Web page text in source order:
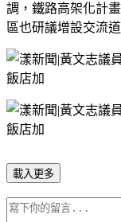
調，鐵路高架化計
區也研議增設交流道
載入更多